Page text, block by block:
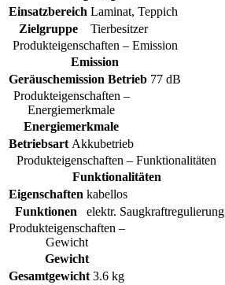
Einsatzbereich Laminat, Teppich
Zielgruppe
Tierbesitzer
Produkteigenschaften – Emission
Emission
Geräuschemission Betrieb 77 dB
Produkteigenschaften –
Energiemerkmale
Energiemerkmale
Betriebsart Akkubetrieb
Produkteigenschaften – Funktionalitäten
Funktionalitäten
Eigenschaften kabellos
Funktionen
elektr. Saugkraftregulierung
Produkteigenschaften –
Gewicht
Gewicht
Gesamtgewicht 3.6 kg